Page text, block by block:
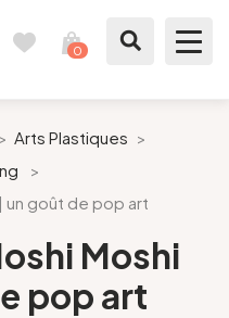
0
> Arts Plastiques >
>
un goût de pop art
Moshi
pop art